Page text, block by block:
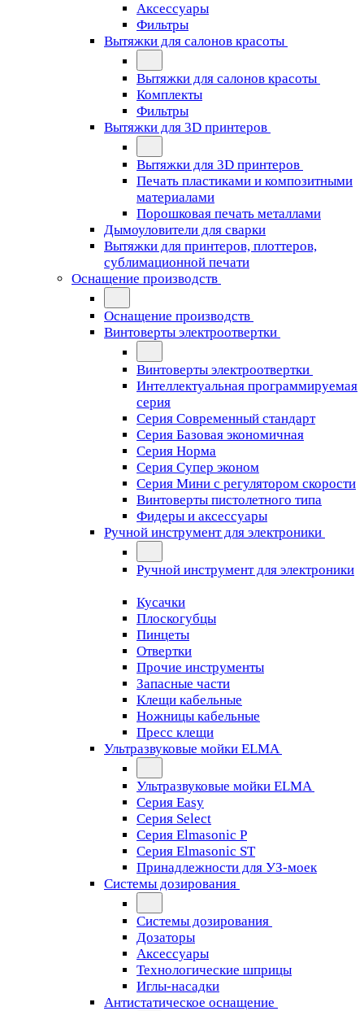
Аксессуары
Фильтры
Вытяжки для салонов красоты
Вытяжки для салонов красоты
Комплекты
Фильтры
Вытяжки для 3D принтеров
Вытяжки для 3D принтеров
Печать пластиками и композитными
материалами
Порошковая печать металлами
Дымоуловители для сварки
Вытяжки для принтеров, плоттеров,
сублимационной печати
Оснащение производств
Оснащение производств
Винтоверты электроотвертки
Винтоверты электроотвертки
Интеллектуальная программируемая
серия
Серия Современный стандарт
Серия Базовая экономичная
Серия Норма
Серия Cупер эконом
Серия Мини с регулятором скорости
Винтоверты пистолетного типа
Фидеры и аксессуары
Ручной инструмент для электроники
Ручной инструмент для электроники
Кусачки
Плоскогубцы
Пинцеты
Отвертки
Прочие инструменты
Запасные части
Клещи кабельные
Ножницы кабельные
Пресс клещи
Ультразвуковые мойки ELMA
Ультразвуковые мойки ELMA
Серия Easy
Серия Select
Серия Elmasonic P
Серия Elmasonic ST
Принадлежности для УЗ-моек
Системы дозирования
Системы дозирования
Дозаторы
Аксессуары
Технологические шприцы
Иглы-насадки
Антистатическое оснащение